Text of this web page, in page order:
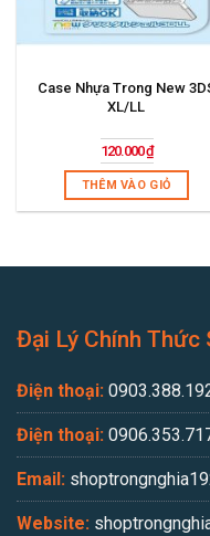
Case Nhựa Trong New
XL/LL
120.000₫
THÊM VÀO GIỎ
Đại Lý Chính Thức
Điện thoại:
Điện thoại:
Email:
Website: